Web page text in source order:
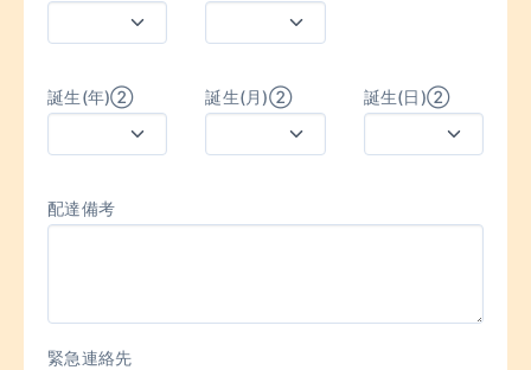
誕生(年)② 誕生(月)② 誕生(日)②
配達備考
緊急連絡先